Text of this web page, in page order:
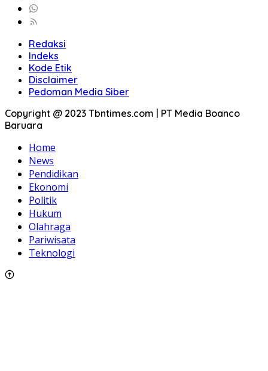
Redaksi
Indeks
Kode Etik
Disclaimer
Pedoman Media Siber
Copyright @ 2023 Tbntimes.com | PT Media Boanco
Baruara
Home
News
Pendidikan
Ekonomi
Politik
Hukum
Olahraga
Pariwisata
Teknologi